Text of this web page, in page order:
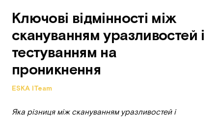
Ключові відмінності між
скануванням уразливостей і
тестуванням на
проникнення
ESKA ITeam
Яка різниця між скануванням уразливостей і